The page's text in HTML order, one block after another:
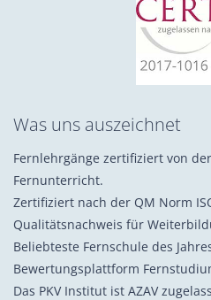
Was uns auszeichnet
Fernlehrgänge zertifiziert von
Fernunterricht.
Zertifiziert nach der QM Norm
Qualitätsnachweis für
Beliebteste Fernschule des
Bewertungsplattform
Das PKV Institut ist AZAV